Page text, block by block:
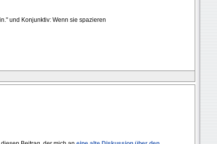
und Konjunktiv: Wenn sie spazieren